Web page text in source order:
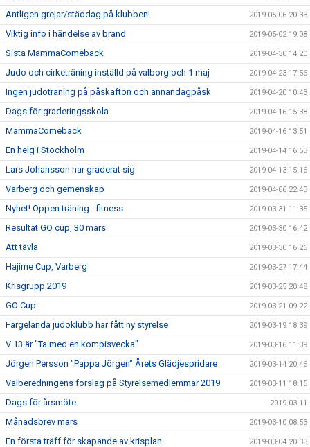
Äntligen grejar/städdag på klubben! 2019-05-06 20:33
Viktig info i händelse av brand 2019-05-02 19:08
Sista MammaComeback 2019-04-30 14:20
Judo och cirketräning inställd på valborg och 1 maj 2019-04-23 17:56
Ingen judoträning på påskafton och annandagpåsk 2019-04-20 10:43
Dags för graderingsskola 2019-04-16 15:38
MammaComeback 2019-04-16 13:51
En helg i Stockholm 2019-04-14 16:53
Lars Johansson har graderat sig 2019-04-13 15:16
Varberg och gemenskap 2019-04-06 22:43
Nyhet! Öppen träning - fitness 2019-03-31 11:35
Resultat GO cup, 30 mars 2019-03-30 16:42
Att tävla 2019-03-30 16:26
Hajime Cup, Varberg 2019-03-27 17:44
Krisgrupp 2019 2019-03-25 20:48
GO Cup 2019-03-21 09:22
Färgelanda judoklubb har fått ny styrelse 2019-03-19 18:39
V 13 är "Ta med en kompisvecka" 2019-03-16 11:39
Jörgen Persson "Pappa Jörgen" Årets Glädjespridare 2019-03-14 20:46
Valberedningens förslag på Styrelsemedlemmar 2019 2019-03-11 18:15
Dags för årsmöte 2019-03-11
Månadsbrev mars 2019-03-10 08:53
En första träff för skapande av krisplan 2019-03-04 20:33